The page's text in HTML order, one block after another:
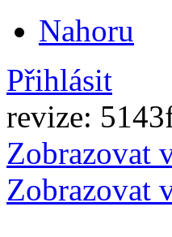
Nahoru
Přihlásit
revize:
Zobrazovat
Zobrazovat